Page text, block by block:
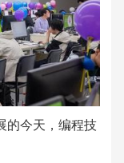
的今天，编程技